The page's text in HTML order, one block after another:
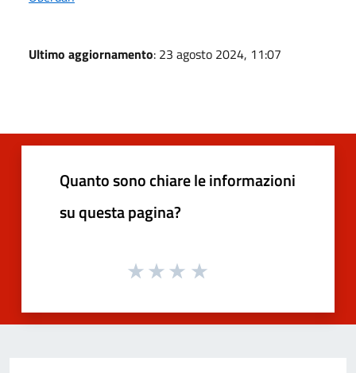
Ultimo aggiornamento: 23 agosto 2024, 11:07
Quanto sono chiare le informazioni
su questa pagina?